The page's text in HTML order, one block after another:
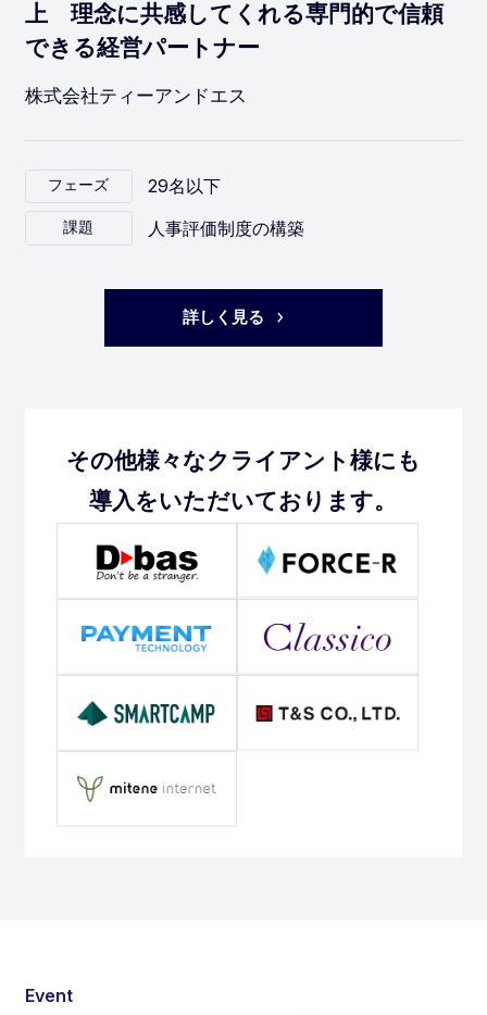
上 理念に共感してくれる専門的で信頼
できる経営パートナー
株式会社ティーアンドエス
フェーズ 29名以下
課題 人事評価制度の構築
詳しく見る
その他様々なクライアント様にも
導入をいただいております。
Event